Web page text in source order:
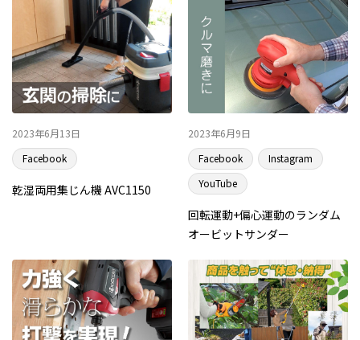
2023年6月13日
Facebook
乾湿両用集じん機 AVC1150
2023年6月9日
Facebook
Instagram
YouTube
回転運動+偏心運動のランダム
オービットサンダー